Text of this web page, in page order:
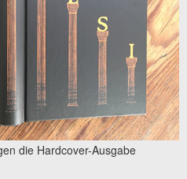
die Hardcover-Ausgabe